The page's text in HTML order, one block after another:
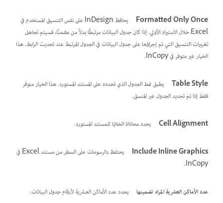
Formatted Only Once
يحافظ InDesign على نفس التنسيق المستخدم في
Excel خلال الاستيراد الأولي. إذا كان جدول البيانات مرتبطًا بدلاً من مضمنًا، فسيتم تجاهل
تغييرات التنسيق التي تم إجراؤها على جدول البيانات في الجدول المرتبط عند تحديث الرابط. هذا
الخيار غير متوفر في InCopy.
Table Style
يطبق نمط الجدول الذي تحدده على المستند المستورد. هذا الخيار متوفر
فقط إذا تم تحديد الجدول غير المنسق.
Cell Alignment يحدد محاذاة الخلايا للمستند المستورد.
Include Inline Graphics
يحتفظ بالرسومات على السطر من مستند Excel في
InCopy.
عدد الأماكن العشرية المراد تضمينها يحدد عدد الأماكن العشرية لأرقام جدول البيانات.